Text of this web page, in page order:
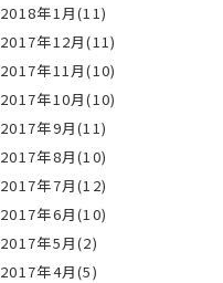
2018年1月(11)
2017年12月(11)
2017年11月(10)
2017年10月(10)
2017年9月(11)
2017年8月(10)
2017年7月(12)
2017年6月(10)
2017年5月(2)
2017年4月(5)